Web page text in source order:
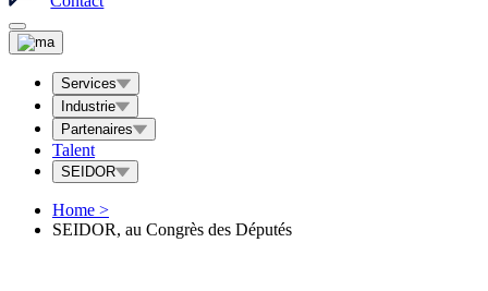
Services
Industrie
Partenaires
Talent
SEIDOR
Home >
SEIDOR, au Congrès des Députés